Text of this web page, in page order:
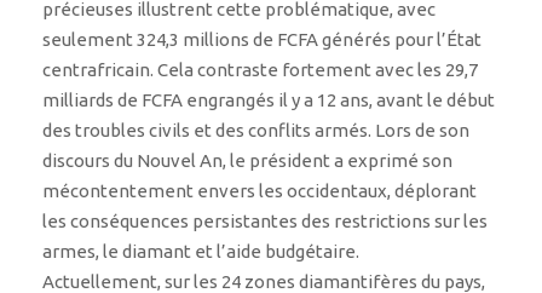
précieuses illustrent cette problématique, avec
seulement 324,3 millions de FCFA générés pour l’État
centrafricain. Cela contraste fortement avec les 29,7
milliards de FCFA engrangés il y a 12 ans, avant le début
des troubles civils et des conflits armés. Lors de son
discours du Nouvel An, le président a exprimé son
mécontentement envers les occidentaux, déplorant
les conséquences persistantes des restrictions sur les
armes, le diamant et l’aide budgétaire.
Actuellement, sur les 24 zones diamantifères du pays,